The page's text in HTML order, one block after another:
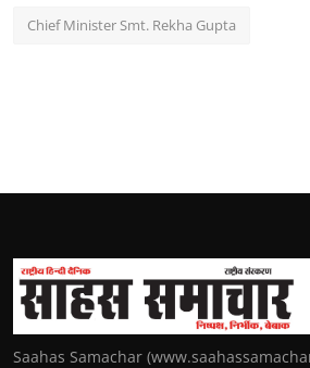
Chief Minister Smt. Rekha Gupta
Saahas Samachar